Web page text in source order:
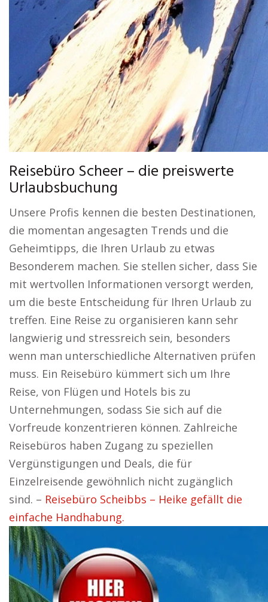
Reisebüro Scheer – die preiswerte
Urlaubsbuchung
Unsere Profis kennen die besten Destinationen,
die momentan angesagten Trends und die
Geheimtipps, die Ihren Urlaub zu etwas
Besonderem machen. Sie stellen sicher, dass Sie
mit wertvollen Informationen versorgt werden,
um die beste Entscheidung für Ihren Urlaub zu
treffen. Eine Reise zu organisieren kann sehr
langwierig und stressreich sein, besonders
wenn man unterschiedliche Alternativen prüfen
muss. Ein Reisebüro kümmert sich um Ihre
Reise, von Flügen und Hotels bis zu
Unternehmungen, sodass Sie sich auf die
Vorfreude konzentrieren können. Zahlreiche
Reisebüros haben Zugang zu speziellen
Vergünstigungen und Deals, die für
Einzelreisende gewöhnlich nicht zugänglich
sind. – Reisebüro Scheibbs – Heike gefällt die
einfache Handhabung.